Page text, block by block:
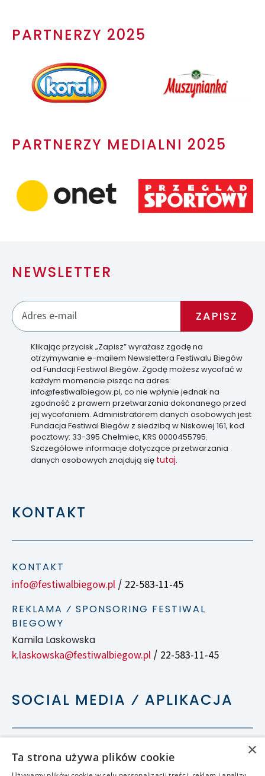
PARTNERZY 2025
PARTNERZY MEDIALNI 2025
NEWSLETTER
Klikając przycisk „Zapisz” wyrażasz zgodę na
otrzymywanie e-mailem Newslettera Festiwalu Biegów
od Fundacji Festiwal Biegów. Zgodę możesz wycofać w
każdym momencie pisząc na adres:
info@festiwalbiegow.pl, co nie wpłynie jednak na
zgodność z prawem przetwarzania dokonanego przed
jej wycofaniem. Administratorem danych osobowych jest
Fundacja Festiwal Biegów z siedzibą w Niskowej 161, kod
pocztowy: 33-395 Chełmiec, KRS 0000455795.
Szczegółowe informacje dotyczące przetwarzania
danych osobowych znajdują się tutaj.
KONTAKT
KONTAKT
info@festiwalbiegow.pl / 22-583-11-45
REKLAMA ⁄ SPONSORING FESTIWAL
BIEGOWY
Kamila Laskowska
k.laskowska@festiwalbiegow.pl / 22-583-11-45
SOCIAL MEDIA ⁄ APLIKACJA
×
Ta strona używa plików cookie